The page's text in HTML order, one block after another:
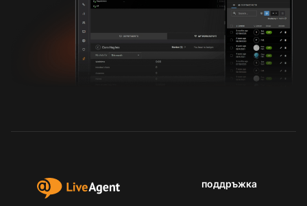
поддръжка